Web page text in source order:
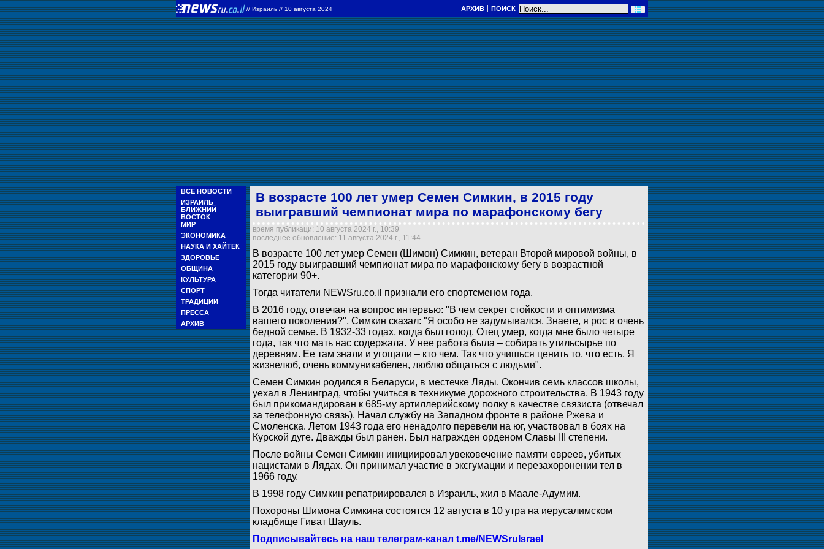
// Израиль // 10 августа 2024 АРХИВ ПОИСК
ВСЕ НОВОСТИ
ИЗРАИЛЬ
БЛИЖНИЙ
ВОСТОК
МИР
ЭКОНОМИКА
НАУКА И ХАЙТЕК
ЗДОРОВЬЕ
ОБЩИНА
КУЛЬТУРА
СПОРТ
ТРАДИЦИИ
ПРЕССА
АРХИВ
В возрасте 100 лет умер Семен Симкин, в 2015 году
выигравший чемпионат мира по марафонскому бегу
время публикаци: 10 августа 2024 г., 10:39
последнее обновление: 11 августа 2024 г., 11:44
В возрасте 100 лет умер Семен (Шимон) Симкин, ветеран Второй мировой войны, в
2015 году выигравший чемпионат мира по марафонскому бегу в возрастной
категории 90+.
Тогда читатели NEWSru.co.il признали его спортсменом года.
В 2016 году, отвечая на вопрос интервью: "В чем секрет стойкости и оптимизма
вашего поколения?", Симкин сказал: "Я особо не задумывался. Знаете, я рос в очень
бедной семье. В 1932-33 годах, когда был голод. Отец умер, когда мне было четыре
года, так что мать нас содержала. У нее работа была – собирать утильсырье по
деревням. Ее там знали и угощали – кто чем. Так что учишься ценить то, что есть. Я
жизнелюб, очень коммуникабелен, люблю общаться с людьми".
Семен Симкин родился в Беларуси, в местечке Ляды. Окончив семь классов школы,
уехал в Ленинград, чтобы учиться в техникуме дорожного строительства. В 1943 году
был прикомандирован к 685-му артиллерийскому полку в качестве связиста (отвечал
за телефонную связь). Начал службу на Западном фронте в районе Ржева и
Смоленска. Летом 1943 года его ненадолго перевели на юг, участвовал в боях на
Курской дуге. Дважды был ранен. Был награжден орденом Славы III степени.
После войны Семен Симкин инициировал увековечение памяти евреев, убитых
нацистами в Лядах. Он принимал участие в эксгумации и перезахоронении тел в
1966 году.
В 1998 году Симкин репатриировался в Израиль, жил в Маале-Адумим.
Похороны Шимона Симкина состоятся 12 августа в 10 утра на иерусалимском
кладбище Гиват Шауль.
Подписывайтесь на наш телеграм-канал t.me/NEWSruIsrael